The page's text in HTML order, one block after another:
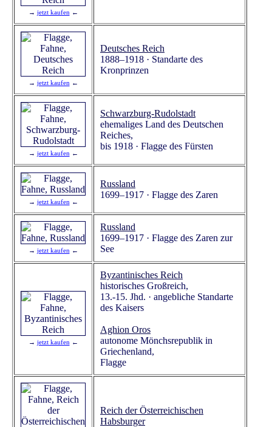
→ jetzt kaufen ←
→ jetzt kaufen ←
Deutsches Reich
1888–1918 · Standarte des
Kronprinzen
→ jetzt kaufen ←
Schwarzburg-Rudolstadt
ehemaliges Land des Deutschen
Reiches,
bis 1918 · Flagge des Fürsten
→ jetzt kaufen ←
Russland
1699–1917 · Flagge des Zaren
→ jetzt kaufen ←
Russland
1699–1917 · Flagge des Zaren zur
See
→ jetzt kaufen ←
Byzantinisches Reich
historisches Großreich,
13.-15. Jhd. · angebliche Standarte
des Kaisers
Aghion Oros
autonome Mönchsrepublik in
Griechenland,
Flagge
Reich der Österreichischen
Habsburger